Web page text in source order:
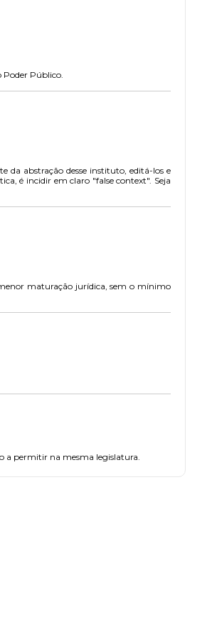
Poder Público.
da abstração desse instituto, editá-los e
é incidir em claro "false context". Seja
maturação jurídica, sem o mínimo
a permitir na mesma legislatura.